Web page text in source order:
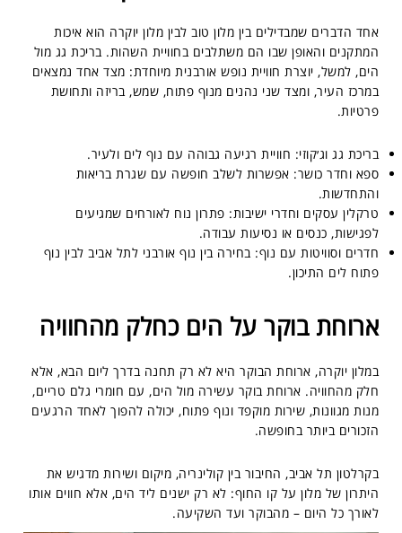
אחד הדברים שמבדילים בין מלון טוב לבין מלון יוקרה הוא איכות
המתקנים והאופן שבו הם משתלבים בחוויית השהות. בריכת גג מול
הים, למשל, יוצרת חוויית נופש אורבנית מיוחדת: מצד אחד נמצאים
במרכז העיר, ומצד שני נהנים מנוף פתוח, שמש, בריזה ותחושת
פרטיות.
בריכת גג וג׳קוזי: חוויית רגיעה גבוהה עם נוף לים ולעיר.
ספא וחדר כושר: אפשרות לשלב חופשה עם שגרת בריאות
והתחדשות.
טרקלין עסקים וחדרי ישיבות: פתרון נוח לאורחים שמגיעים
לפגישות, כנסים או נסיעות עבודה.
חדרים וסוויטות עם נוף: בחירה בין נוף אורבני לתל אביב לבין נוף
פתוח לים התיכון.
ארוחת בוקר על הים כחלק מהחוויה
במלון יוקרה, ארוחת הבוקר היא לא רק תחנה בדרך ליום הבא, אלא
חלק מהחוויה. ארוחת בוקר עשירה מול הים, עם חומרי גלם טריים,
מנות מגוונות, שירות מוקפד ונוף פתוח, יכולה להפוך לאחד הרגעים
הזכורים ביותר בחופשה.
בקרלטון תל אביב, החיבור בין קולינריה, מיקום ושירות מדגיש את
היתרון של מלון על קו החוף: לא רק ישנים ליד הים, אלא חווים אותו
לאורך כל היום – מהבוקר ועד השקיעה.